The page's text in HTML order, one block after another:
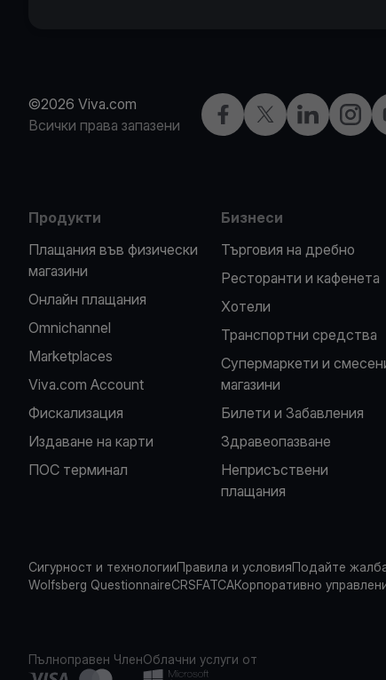
©2026 Viva.com
Всички права запазени
Facebook
X LinkedIn
Продукти
Плащания във физически
магазини
Oнлайн плащания
Omnichannel
Marketplaces
Viva.com Account
Фискализация
Издаване на карти
ПОС терминал
Бизнеси
Търговия на дребно
Ресторанти и кафенета
Хотели
Транспортни средства
Супермаркети и
магазини
Билети и Забавления
Здравеопазване
Неприсъствени
плащания
Сигурност и технологииПравила и условияПодайте
Wolfsberg QuestionnaireCRSFATCAКорпоративно
Пълноправен ЧленОблачни услуги от